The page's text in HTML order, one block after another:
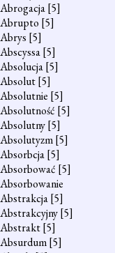
Abrogacja[5]
Abrupto [5]
Abrys [5]
Abscyssa[5]
Absolucja[5]
Absolut[5]
Absolutnie [5]
Absolutność [5]
Absolutny[5]
Absolutyzm[5]
Absorbcja[5]
Absorbować [5]
Absorbowanie
Abstrakcja[5]
Abstrakcyjny[5]
Abstrakt[5]
Absurdum[5]